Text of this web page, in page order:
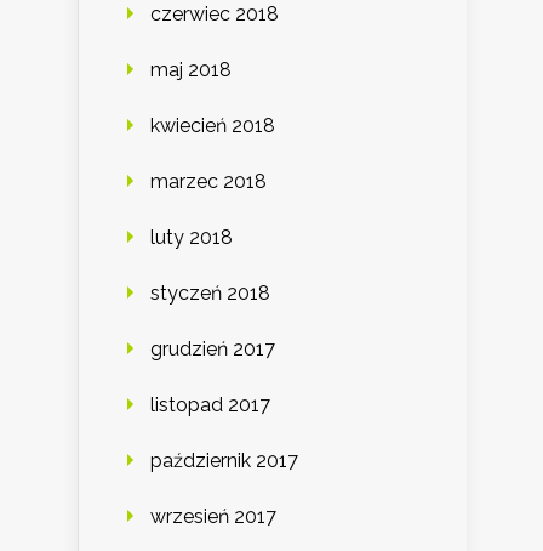
czerwiec 2018
maj 2018
kwiecień 2018
marzec 2018
luty 2018
styczeń 2018
grudzień 2017
listopad 2017
październik 2017
wrzesień 2017